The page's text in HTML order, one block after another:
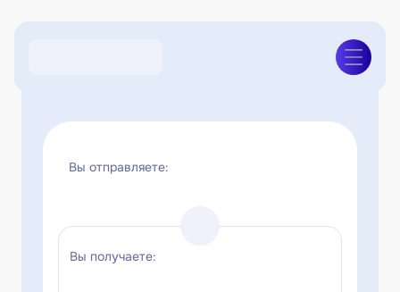
Вы отправляете:
Вы получаете: